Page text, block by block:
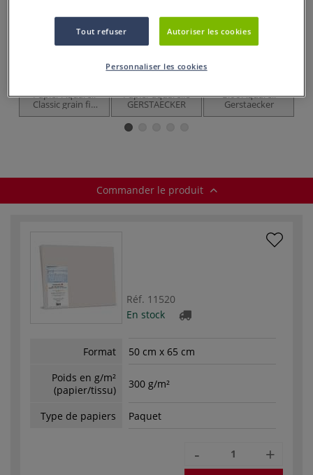
Papier Aquarell
Classic grain fin
Gerstaecker
Papier aquarelle
GERSTAECKER
Bloc Aquarell
Gerstaecker
Commander le produit
Réf. 11520
En stock
Format
50 cm x 65 cm
Poids en g/m²
(papier/tissu)
300 g/m²
Type de papiers Paquet
- +
Tout refuser Autoriser les cookies
Personnaliser les cookies